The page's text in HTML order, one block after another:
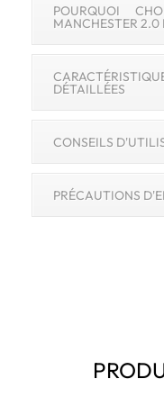
POURQUOI
MANCHESTER 2.0
DÉTAILLÉES
CONSEILS
PRÉCAUTIONS